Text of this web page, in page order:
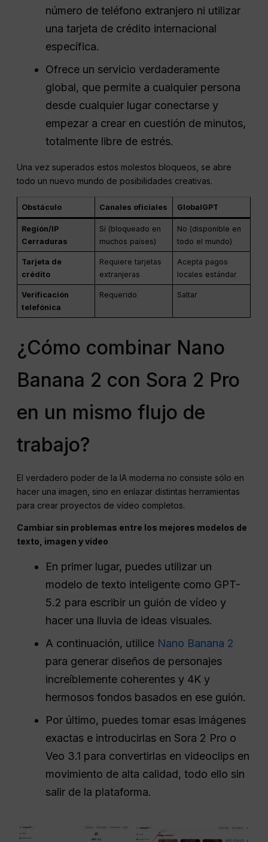
número de teléfono extranjero ni utilizar
una tarjeta de crédito internacional
específica.
Ofrece un servicio verdaderamente
global, que permite a cualquier persona
desde cualquier lugar conectarse y
empezar a crear en cuestión de minutos,
totalmente libre de estrés.
Una vez superados estos molestos bloqueos, se abre
todo un nuevo mundo de posibilidades creativas.
Obstáculo Canales oficiales GlobalGPT
Región/IP
Cerraduras
Sí (bloqueado en
muchos países)
No (disponible en
todo el mundo)
Tarjeta de
crédito
Requiere tarjetas
extranjeras
Acepta pagos
locales estándar
Verificación
telefónica
Requerido Saltar
¿Cómo combinar Nano
Banana 2 con Sora 2 Pro
en un mismo flujo de
trabajo?
El verdadero poder de la IA moderna no consiste sólo en
hacer una imagen, sino en enlazar distintas herramientas
para crear proyectos de vídeo completos.
Cambiar sin problemas entre los mejores modelos de
texto, imagen y vídeo
En primer lugar, puedes utilizar un
modelo de texto inteligente como GPT-
5.2 para escribir un guión de vídeo y
hacer una lluvia de ideas visuales.
A continuación, utilice Nano Banana 2
para generar diseños de personajes
increíblemente coherentes y 4K y
hermosos fondos basados en ese guión.
Por último, puedes tomar esas imágenes
exactas e introducirlas en Sora 2 Pro o
Veo 3.1 para convertirlas en videoclips en
movimiento de alta calidad, todo ello sin
salir de la plataforma.